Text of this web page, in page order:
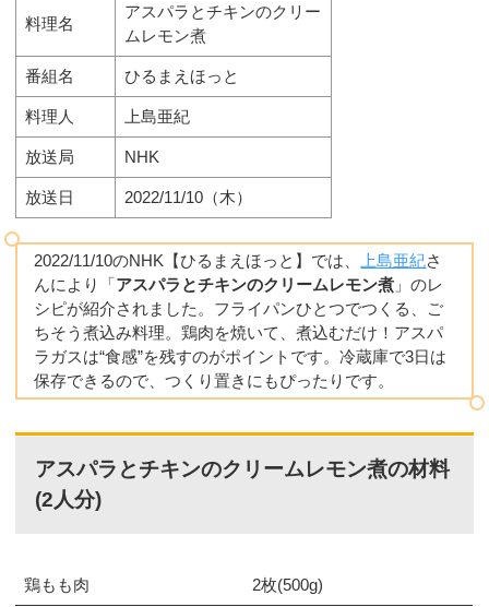
料理名
アスパラとチキンのクリー
ムレモン煮
番組名 ひるまえほっと
料理人 上島亜紀
放送局 NHK
放送日 2022/11/10（木）
2022/11/10のNHK【ひるまえほっと】では、 上島亜紀さ
んにより「アスパラとチキンのクリームレモン煮 」のレ
シピが紹介されました。フライパンひとつでつくる、ご
ちそう煮込み料理。鶏肉を焼いて、煮込むだけ！アスパ
ラガスは“食感”を残すのがポイントです。冷蔵庫で3日は
保存できるので、つくり置きにもぴったりです。
アスパラとチキンのクリームレモン煮の材料
(2人分)
鶏もも肉 2枚(500g)